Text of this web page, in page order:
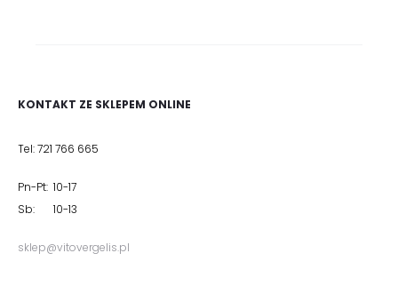
KONTAKT ZE SKLEPEM ONLINE
Tel: 721 766 665
Pn-Pt: 10-17
Sb: 10-13
sklep@vitovergelis.pl